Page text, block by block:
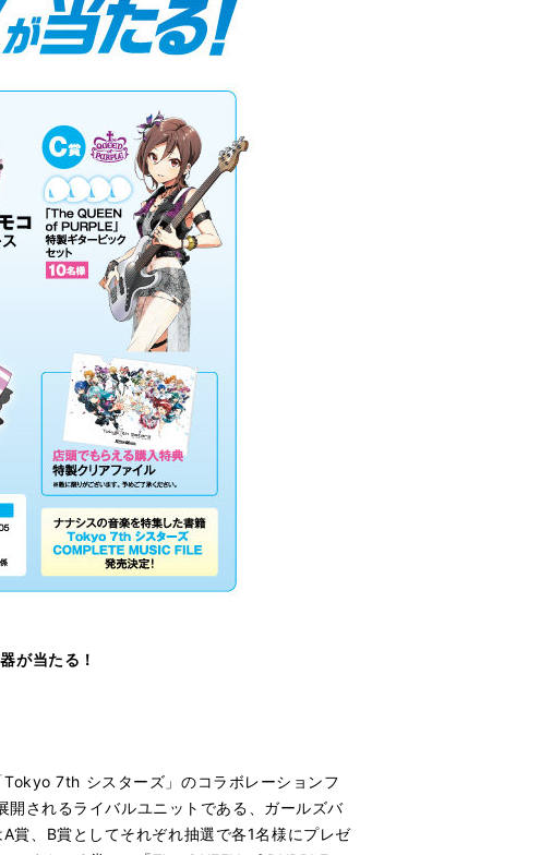
が当たる！
7th シスターズ」のコラボレーションフ
されるライバルユニットである、ガールズバ
賞、B賞としてそれぞれ抽選で各1名様にプレゼ